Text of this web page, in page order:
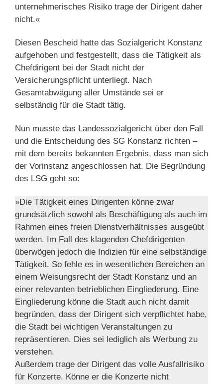
unternehmerisches Risiko trage der Dirigent daher
nicht.«
Diesen Bescheid hatte das Sozialgericht Konstanz
aufgehoben und festgestellt, dass die Tätigkeit als
Chefdirigent bei der Stadt nicht der
Versicherungspflicht unterliegt. Nach
Gesamtabwägung aller Umstände sei er
selbständig für die Stadt tätig.
Nun musste das Landessozialgericht über den Fall
und die Entscheidung des SG Konstanz richten –
mit dem bereits bekannten Ergebnis, dass man sich
der Vorinstanz angeschlossen hat. Die Begründung
des LSG geht so:
»Die Tätigkeit eines Dirigenten könne zwar
grundsätzlich sowohl als Beschäftigung als auch im
Rahmen eines freien Dienstverhältnisses ausgeübt
werden. Im Fall des klagenden Chefdirigenten
überwögen jedoch die Indizien für eine selbständige
Tätigkeit. So fehle es in wesentlichen Bereichen an
einem Weisungsrecht der Stadt Konstanz und an
einer relevanten betrieblichen Eingliederung. Eine
Eingliederung könne die Stadt auch nicht damit
begründen, dass der Dirigent sich verpflichtet habe,
die Stadt bei wichtigen Veranstaltungen zu
repräsentieren. Dies sei lediglich als Werbung zu
verstehen.
Außerdem trage der Dirigent das volle Ausfallrisiko
für Konzerte. Könne er die Konzerte nicht